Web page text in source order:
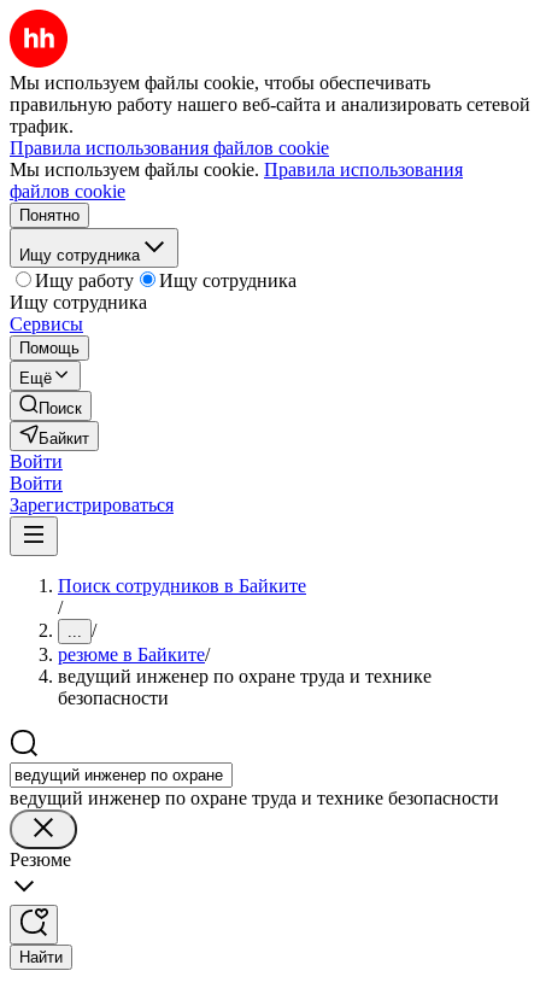
Мы используем файлы cookie, чтобы обеспечивать
правильную работу нашего веб-сайта и анализировать сетевой
трафик.
Правила использования файлов cookie
Мы используем файлы cookie. Правила использования
файлов cookie
Понятно
Ищу сотрудника
Ищу работу
Ищу сотрудника
Ищу сотрудника
Сервисы
Помощь
Ещё
Поиск
Байкит
Войти
Войти
Зарегистрироваться
Поиск сотрудников в Байките
/
... /
резюме в Байките/
ведущий инженер по охране труда и технике
безопасности
ведущий инженер по охране труда и технике безопасности
Резюме
Найти